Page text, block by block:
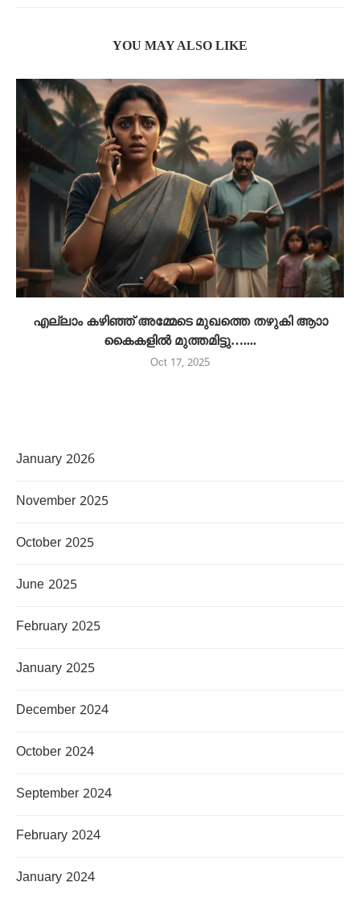
YOU MAY ALSO LIKE
എല്ലാം കഴിഞ്ഞ് അമ്മേടെ മുഖത്തെ തഴുകി ആാാ
കൈകളിൽ മുത്തമിട്ടു…....
Oct 17, 2025
January 2026
November 2025
October 2025
June 2025
February 2025
January 2025
December 2024
October 2024
September 2024
February 2024
January 2024